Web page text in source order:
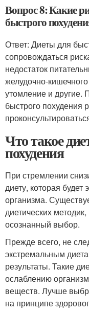
Вопрос 8: Какие
быстрого
Ответ: Диеты для
сопровождаться
недостаток
желудочно-
утомление и другие.
быстрого похудения
Что такое
похудения
При стремлении
диету, которая
организма.
диетических
осознанный выбор.
Прежде всего, не
экстремальным
результаты. Такие
ослаблению
веществ. Лучше
на принципе